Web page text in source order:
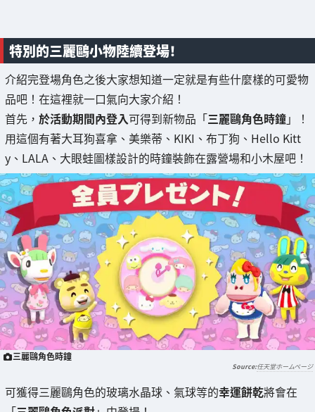
特別的三麗鷗小物陸續登場！
介紹完登場角色之後大家想知道一定就是有些什麼樣的可愛物
品吧！在這裡就一口氣向大家介紹！
首先， 於活動期間內登入可得到新物品「三麗鷗角色時鐘」！
用這個有著大耳狗喜拿、美樂蒂、KIKI、布丁狗、Hello Kitt
y、LALA、大眼蛙圖樣設計的時鐘裝飾在露營場和小木屋吧！
三麗鷗角色時鐘
任天堂ホームページ
可獲得三麗鷗角色的玻璃水晶球、氣球等的幸運餅乾將會在